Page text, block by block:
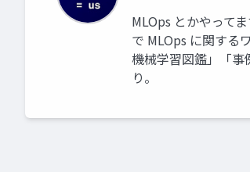
MLOps とかやって
で MLOps に関する
機械学習図鑑」「事
り。